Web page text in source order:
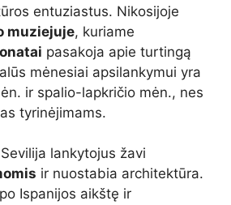
entuziastus. Nikosijoje
muziejuje, kuriame
pasakoja apie turtingą
mėnesiai apsilankymui yra
ir spalio-lapkričio mėn., nes
tyrinėjimams.
lankytojus žavi
ir nuostabia architektūra.
Ispanijos aikštę ir